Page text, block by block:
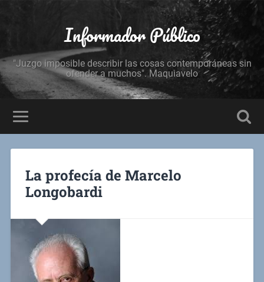
Informador Público
"Juzgo imposible describir las cosas contemporáneas sin
ofender a muchos". Maquiavelo
La profecía de Marcelo
Longobardi